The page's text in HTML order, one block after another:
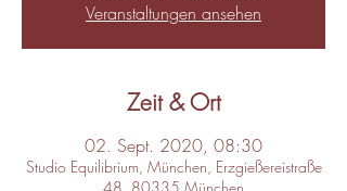
Veranstaltungen ansehen
Zeit & Ort
02. Sept. 2020, 08:30
Studio Equilibrium, München, Erzgießereistraße